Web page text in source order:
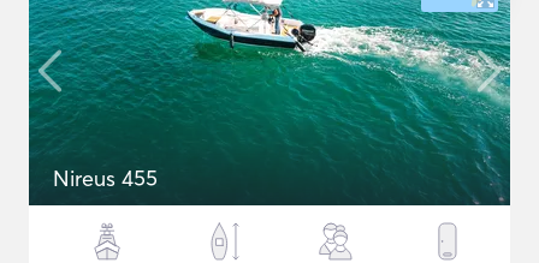
Nireus 455